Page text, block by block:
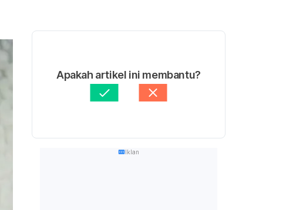
Apakah artikel ini membantu?
Iklan